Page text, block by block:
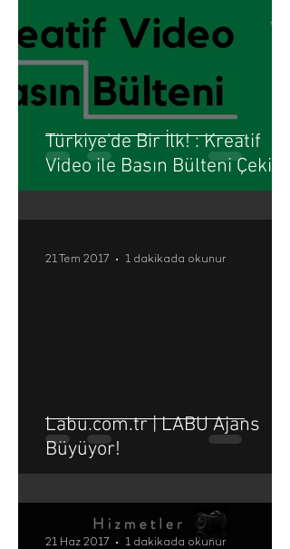
Türkiye'de Bir İlk! : Kreatif
Video ile Basın Bülteni Çekimi
Labu.com.tr | LABU Ajans
Büyüyor!
21 Tem 2017 1 dakikada okunur
21 Haz 2017 1 dakikada okunur